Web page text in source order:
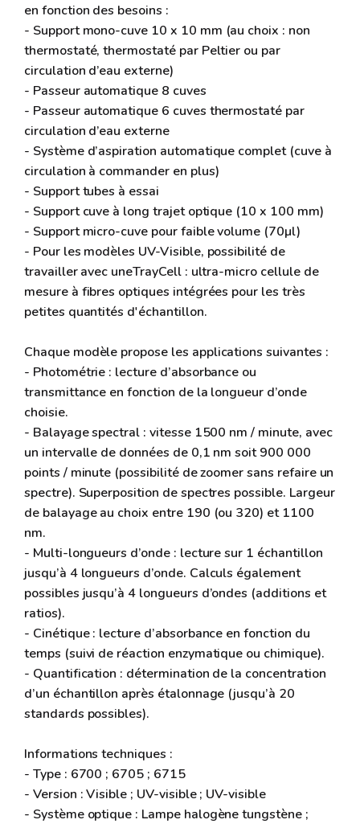
en fonction des besoins :
- Support mono-cuve 10 x 10 mm (au choix : non
thermostaté, thermostaté par Peltier ou par
circulation d’eau externe)
- Passeur automatique 8 cuves
- Passeur automatique 6 cuves thermostaté par
circulation d’eau externe
- Système d’aspiration automatique complet (cuve à
circulation à commander en plus)
- Support tubes à essai
- Support cuve à long trajet optique (10 x 100 mm)
- Support micro-cuve pour faible volume (70µl)
- Pour les modèles UV-Visible, possibilité de
travailler avec uneTrayCell : ultra-micro cellule de
mesure à fibres optiques intégrées pour les très
petites quantités d'échantillon.
Chaque modèle propose les applications suivantes :
- Photométrie : lecture d’absorbance ou
transmittance en fonction de la longueur d’onde
choisie.
- Balayage spectral : vitesse 1500 nm / minute, avec
un intervalle de données de 0,1 nm soit 900 000
points / minute (possibilité de zoomer sans refaire un
spectre). Superposition de spectres possible. Largeur
de balayage au choix entre 190 (ou 320) et 1100
nm.
- Multi-longueurs d’onde : lecture sur 1 échantillon
jusqu’à 4 longueurs d’onde. Calculs également
possibles jusqu’à 4 longueurs d’ondes (additions et
ratios).
- Cinétique : lecture d’absorbance en fonction du
temps (suivi de réaction enzymatique ou chimique).
- Quantification : détermination de la concentration
d’un échantillon après étalonnage (jusqu’à 20
standards possibles).
Informations techniques :
- Type : 6700 ; 6705 ; 6715
- Version : Visible ; UV-visible ; UV-visible
- Système optique : Lampe halogène tungstène ;